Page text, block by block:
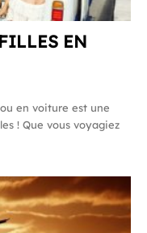
EN
en voiture est une
! Que vous voyagiez